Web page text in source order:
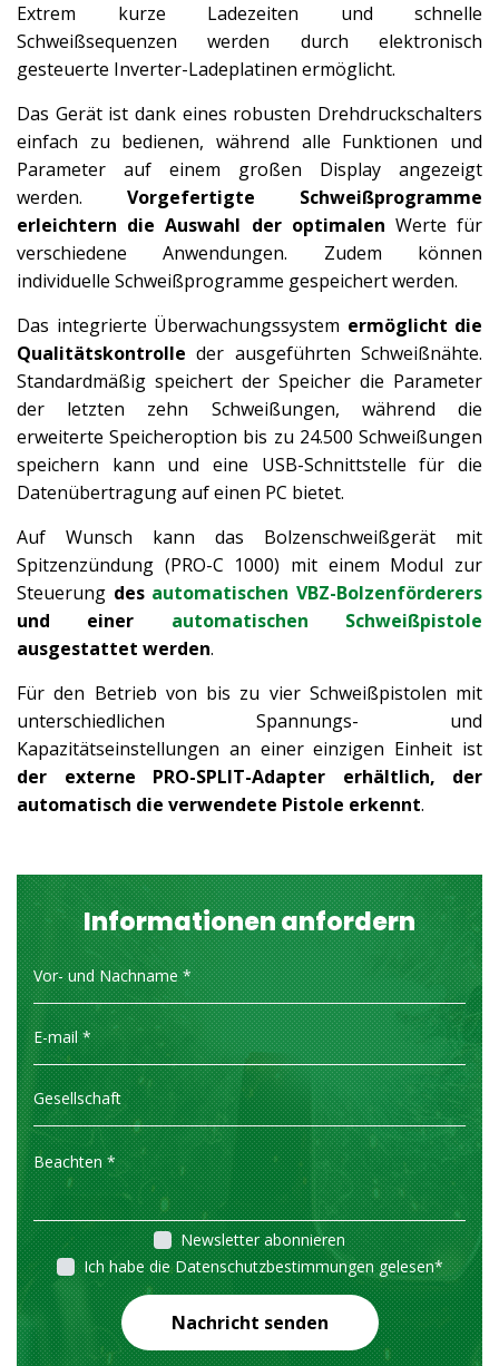
Extrem kurze Ladezeiten und schnelle
Schweißsequenzen werden durch elektronisch
gesteuerte Inverter-Ladeplatinen ermöglicht.
Das Gerät ist dank eines robusten Drehdruckschalters
einfach zu bedienen, während alle Funktionen und
Parameter auf einem großen Display angezeigt
werden. Vorgefertigte Schweißprogramme
erleichtern die Auswahl der optimalen Werte für
verschiedene Anwendungen. Zudem können
individuelle Schweißprogramme gespeichert werden.
Das integrierte Überwachungssystem ermöglicht die
Qualitätskontrolleder ausgeführten Schweißnähte.
Standardmäßig speichert der Speicher die Parameter
der letzten zehn Schweißungen, während die
erweiterte Speicheroption bis zu 24.500 Schweißungen
speichern kann und eine USB-Schnittstelle für die
Datenübertragung auf einen PC bietet.
Auf Wunsch kann das Bolzenschweißgerät mit
Spitzenzündung (PRO-C 1000) mit einem Modul zur
Steuerung des automatischen VBZ-Bolzenförderers
und einer automatischen Schweißpistole
ausgestattet werden.
Für den Betrieb von bis zu vier Schweißpistolen mit
unterschiedlichen Spannungs- und
Kapazitätseinstellungen an einer einzigen Einheit ist
der externe PRO-SPLIT-Adapter erhältlich, der
automatisch die verwendete Pistole erkennt.
Informationen anfordern
Newsletter abonnieren
Ich habe die Datenschutzbestimmungen gelesen*
Nachricht senden